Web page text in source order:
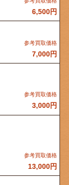
6,500円
7,000円
3,000円
13,000円